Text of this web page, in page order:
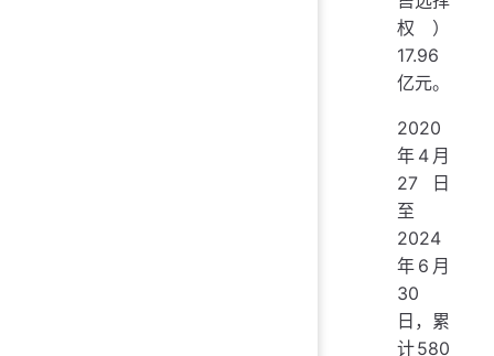
权）
17.96
亿元。
2020
年4月
27日
至
2024
年6月
30
日，累
计580